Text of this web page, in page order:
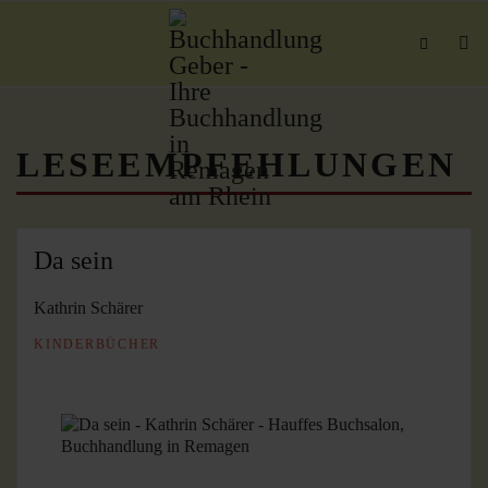
LESEEMPFEHLUNGEN
Da sein
Kathrin Schärer
KINDERBÜCHER